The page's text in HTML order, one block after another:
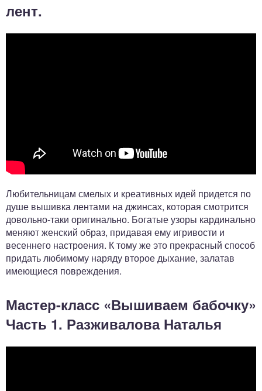
лент.
Любительницам смелых и креативных идей придется по
душе вышивка лентами на джинсах, которая смотрится
довольно-таки оригинально. Богатые узоры кардинально
меняют женский образ, придавая ему игривости и
весеннего настроения. К тому же это прекрасный способ
придать любимому наряду второе дыхание, залатав
имеющиеся повреждения.
Мастер-класс «Вышиваем бабочку»
Часть 1. Разживалова Наталья